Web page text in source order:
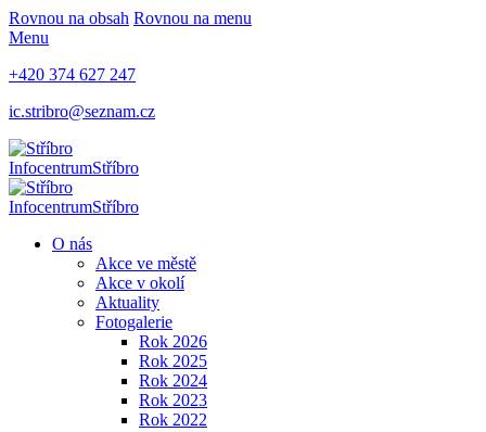
Rovnou na obsah Rovnou na menu
Menu
+420 374 627 247
ic.stribro@seznam.cz
InfocentrumStříbro
InfocentrumStříbro
O nás
Akce ve městě
Akce v okolí
Aktuality
Fotogalerie
Rok 2026
Rok 2025
Rok 2024
Rok 2023
Rok 2022